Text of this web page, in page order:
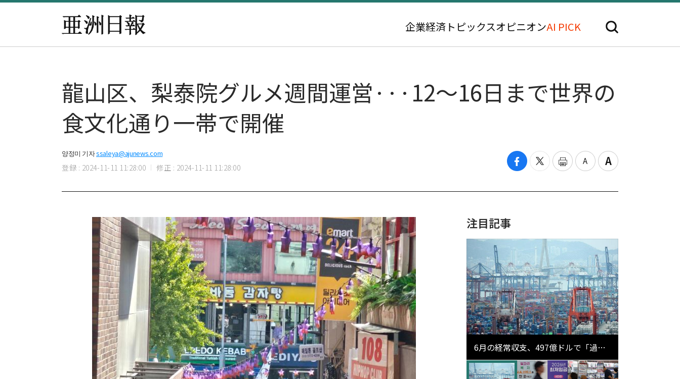
企業経済 トピックスオピニオンAI PICK
龍山区、梨泰院グルメ週間運営···12～16日まで世界の
食文化通り一帯で開催
양정미 기자ssaleya@ajunews.com
登録 : 2024-11-11 11:28:00 修正 : 2024-11-11 11:28:00
注目記事
6月の経常収支、497億ドルで「過去
最大」…輸出が初の1000億ドル突破